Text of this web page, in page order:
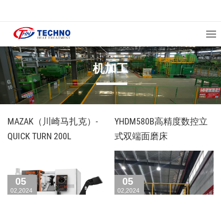
机加工
MAZAK（川崎马扎克）-
QUICK TURN 200L
05
02,2024
YHDM580B高精度数控立
式双端面磨床
05
02,2024